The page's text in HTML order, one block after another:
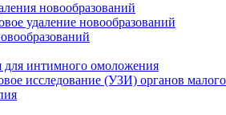
новообразований
удаление новообразований
для интимного омоложения
исследование (УЗИ) органов малого